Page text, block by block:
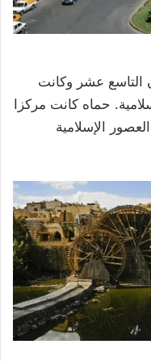
التاسع عشر وكانت
حماه كانت مركزا
الإسلامية